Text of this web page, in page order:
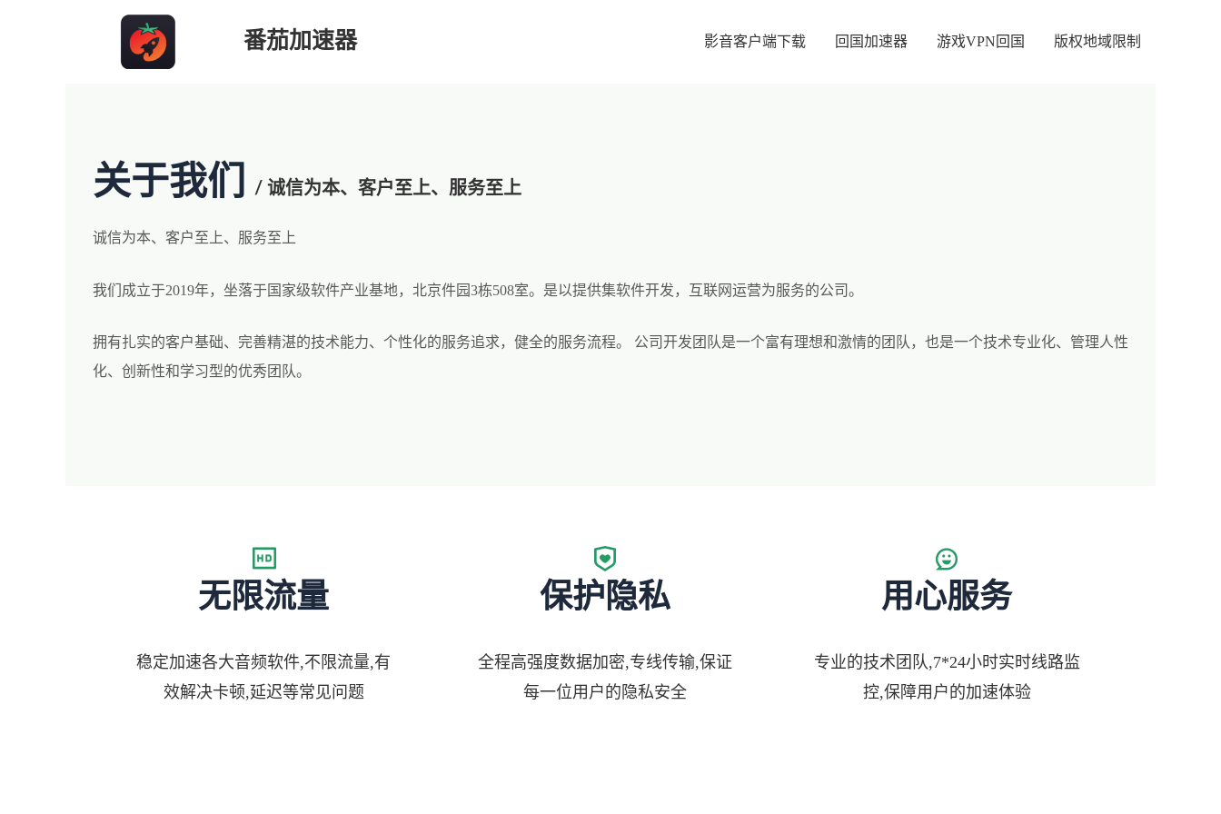
番茄加速器 影音客户端下载 回国加速器 游戏VPN回国 版权地域限制
关于我们 / 诚信为本、客户至上、服务至上
诚信为本、客户至上、服务至上
我们成立于2019年，坐落于国家级软件产业基地，北京件园3栋508室。是以提供集软件开发，互联网运营为服务的公司。
拥有扎实的客户基础、完善精湛的技术能力、个性化的服务追求，健全的服务流程。 公司开发团队是一个富有理想和激情的团队，也是一个技术专业化、管理人性
化、创新性和学习型的优秀团队。
无限流量
稳定加速各大音频软件,不限流量,有
效解决卡顿,延迟等常见问题
保护隐私
全程高强度数据加密,专线传输,保证
每一位用户的隐私安全
用心服务
专业的技术团队,7*24小时实时线路监
控,保障用户的加速体验